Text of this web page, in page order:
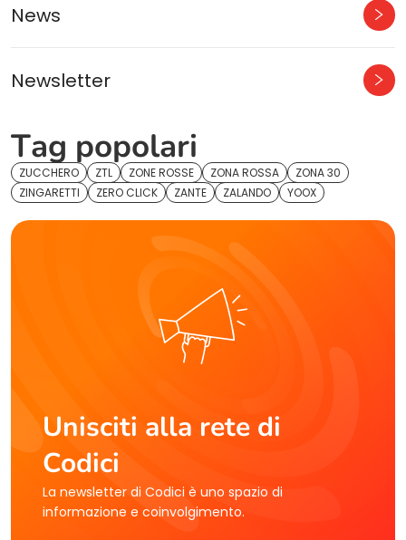
News
Newsletter
Tag popolari
ZUCCHERO ZTL ZONE ROSSE ZONA ROSSA
ZONA 30
ZINGARETTI
ZERO CLICK ZANTE ZALANDO YOOX
Unisciti alla rete di
Codici
La newsletter di Codici è uno spazio di
informazione e coinvolgimento.